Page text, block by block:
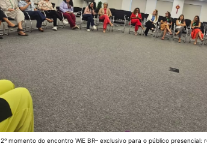
2º momento do encontro WiE BR– exclusivo para o público presencial: